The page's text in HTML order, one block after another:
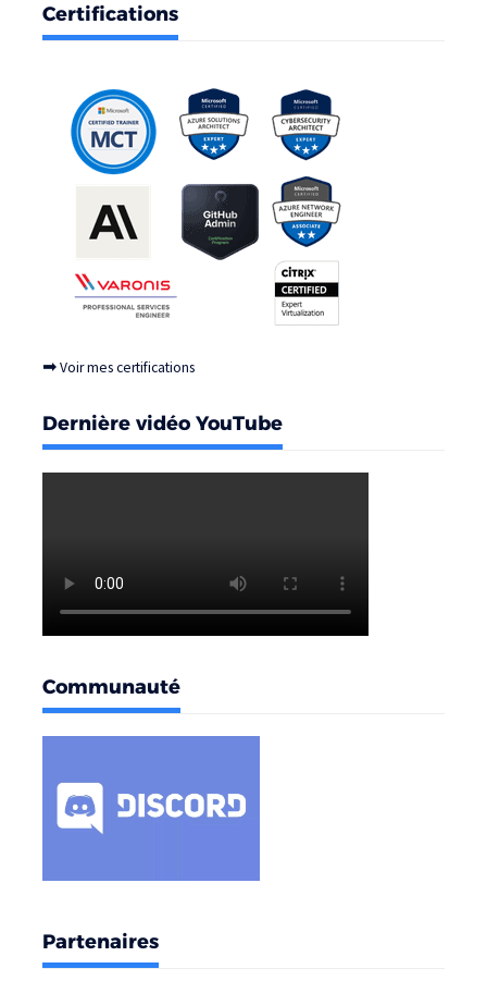
Certifications
➡Voir mes certifications
Dernière vidéo YouTube
Communauté
Partenaires